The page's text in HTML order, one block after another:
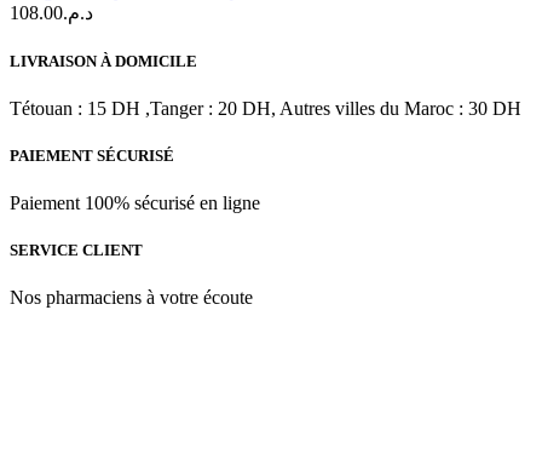
pour
visage
200
د.م.108.00
LIVRAISON À DOMICILE
Tétouan : 15 DH ,Tanger : 20 DH, Autres villes du Maroc : 30 DH
PAIEMENT SÉCURISÉ
Paiement 100% sécurisé en ligne
SERVICE CLIENT
Nos pharmaciens à votre écoute